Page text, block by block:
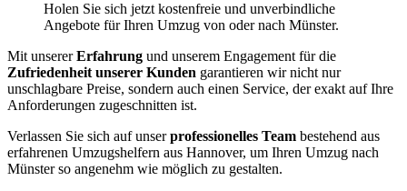
Holen Sie sich jetzt kostenfreie und unverbindliche
Angebote für Ihren Umzug von oder nach Münster.
Mit unsererErfahrung und unserem Engagement für die
Zufriedenheit unserer Kunden garantieren wir nicht nur
unschlagbare Preise, sondern auch einen Service, der exakt auf Ihre
Anforderungen zugeschnitten ist.
Verlassen Sie sich auf unserprofessionelles Team bestehend aus
erfahrenen Umzugshelfern aus Hannover, um Ihren Umzug nach
Münster so angenehm wie möglich zu gestalten.